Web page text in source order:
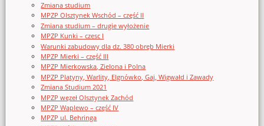
Zmiana studium
MPZP Olsztynek Wschód – część II
Zmiana studium – drugie wyłożenie
MPZP Kunki – czesc I
Warunki zabudowy dla dz. 380 obręb Mierki
MPZP Mierki – część III
MPZP Mierkowska, Zielona i Polna
MPZP Platyny, Warlity, Elgnówko, Gaj, Wigwałd i Zawady
Zmiana Studium 2021
MPZP węzeł Olsztynek Zachód
MPZP Waplewo – część IV
MPZP ul. Behringa